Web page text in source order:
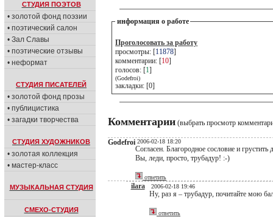
СТУДИЯ ПОЭТОВ
• золотой фонд поэзии
• поэтический салон
• Зал Славы
• поэтические отзывы
• неформат
СТУДИЯ ПИСАТЕЛЕЙ
• золотой фонд прозы
• публицистика
• загадки творчества
СТУДИЯ ХУДОЖНИКОВ
• золотая коллекция
• мастер-класс
МУЗЫКАЛЬНАЯ СТУДИЯ
СМЕХО-СТУДИЯ
информация о работе
Проголосовать за работу
просмотры: [11878]
комментарии: [10]
голосов: [1]
(Godefroi)
закладки: [0]
Комментарии (выбрать просмотр
Godefroi 2006-02-18 18:20
Согласен. Благородное сословие и
Вы, леди, просто, трубадур! :-)
ответить
ilara 2006-02-18 19:46
Ну, раз я – трубадур, почитайте мою
ответить